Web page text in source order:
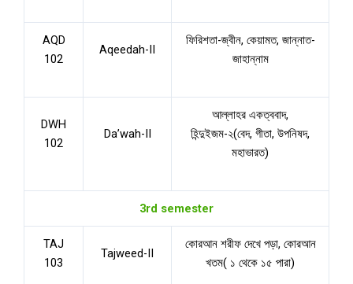
AQD
102
Aqeedah-II
ফিরিশতা-জ্বীন, কেয়ামত, জান্নাত-
জাহান্নাম
DWH
102
Da’wah-II
আল্লাহর একত্ববাদ,
হিন্দুইজম-২(বেদ, গীতা, উপনিষদ,
মহাভারত)
3rd semester
TAJ
103
Tajweed-II
কোরআন শরীফ দেখে পড়া, কোরআন
খতম( ১ থেকে ১৫ পারা)